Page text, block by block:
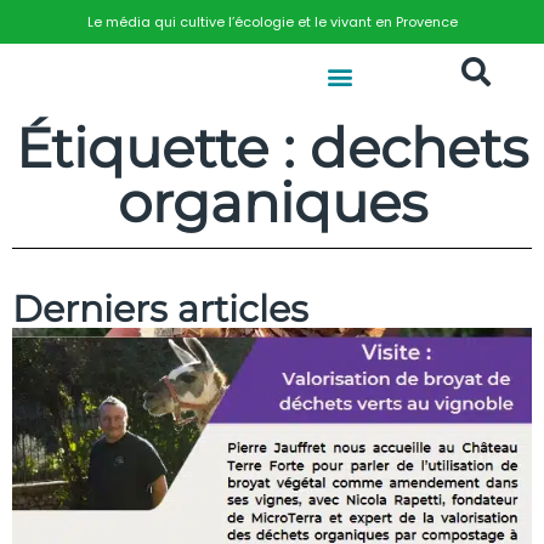
Le média qui cultive l’écologie et le vivant en Provence
Étiquette : dechets
organiques
Derniers articles